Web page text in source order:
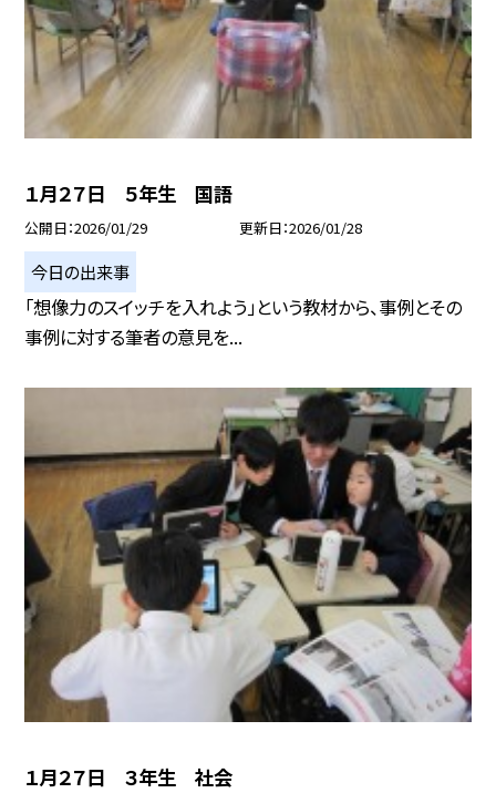
１月２７日 ５年生 国語
公開日 2026/01/29 更新日 2026/01/28
今日の出来事
「想像力のスイッチを入れよう」という教材から、事例とその
事例に対する筆者の意見を...
１月２７日 ３年生 社会